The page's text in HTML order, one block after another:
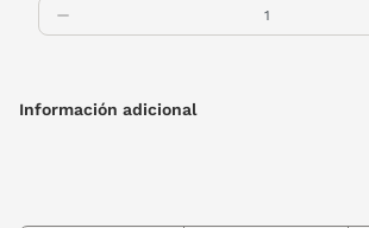
Información adicional